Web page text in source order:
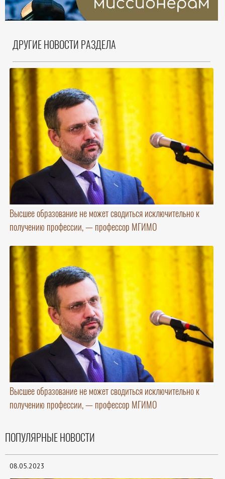
ДРУГИЕ НОВОСТИ РАЗДЕЛА
Высшее образование не может сводиться исключительно к
получению профессии, — профессор МГИМО
Высшее образование не может сводиться исключительно к
получению профессии, — профессор МГИМО
ПОПУЛЯРНЫЕ НОВОСТИ
08.05.2023